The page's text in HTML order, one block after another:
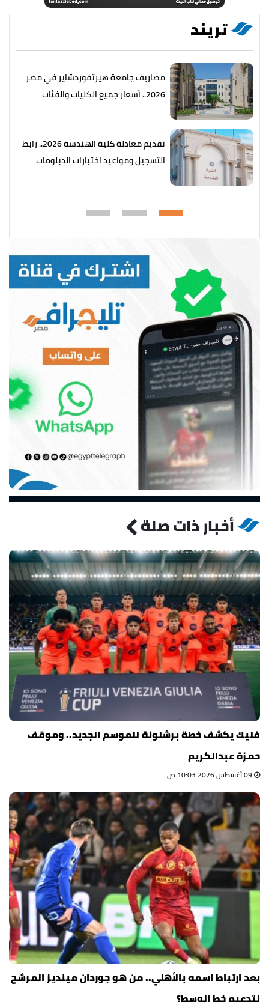
تريند
مصاريف جامعة هيرتفوردشاير في مصر
2026.. أسعار جميع الكليات والفئات
تقديم معادلة كلية الهندسة 2026.. رابط
التسجيل ومواعيد اختبارات الدبلومات
أخبار ذات صلة
فليك يكشف خطة برشلونة للموسم الجديد.. وموقف
حمزة عبدالكريم
بعد ارتباط اسمه بالأهلي.. من هو جوردان مينديز المرشح